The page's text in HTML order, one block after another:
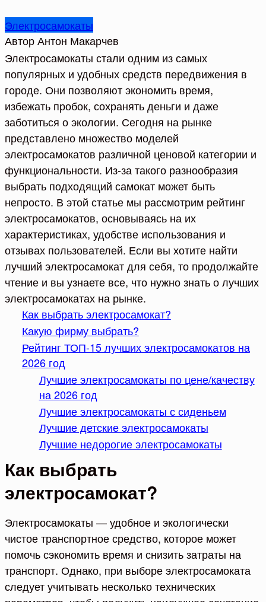
Электросамокаты
АвторАнтон Макарчев
Электросамокаты стали одним из самых
популярных и удобных средств передвижения в
городе. Они позволяют экономить время,
избежать пробок, сохранять деньги и даже
заботиться о экологии. Сегодня на рынке
представлено множество моделей
электросамокатов различной ценовой категории и
функциональности. Из-за такого разнообразия
выбрать подходящий самокат может быть
непросто. В этой статье мы рассмотрим рейтинг
электросамокатов, основываясь на их
характеристиках, удобстве использования и
отзывах пользователей. Если вы хотите найти
лучший электросамокат для себя, то продолжайте
чтение и вы узнаете все, что нужно знать о лучших
электросамокатах на рынке.
Как выбрать электросамокат?
Какую фирму выбрать?
Рейтинг ТОП-15 лучших электросамокатов на
2026 год
Лучшие электросамокаты по цене/качеству
на 2026 год
Лучшие электросамокаты с сиденьем
Лучшие детские электросамокаты
Лучшие недорогие электросамокаты
Как выбрать
электросамокат?
Электросамокаты — удобное и экологически
чистое транспортное средство, которое может
помочь сэкономить время и снизить затраты на
транспорт. Однако, при выборе электросамоката
следует учитывать несколько технических